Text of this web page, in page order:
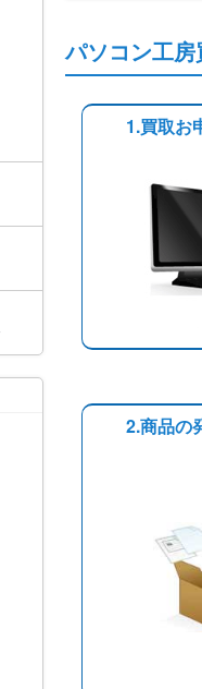
パソコン工
1.買取お
2.商品の